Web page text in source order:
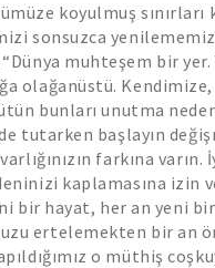
koyulmuş sınırları
sonsuzca
muhteşem bir
olağanüstü.
bunları unutma
tutarken başlayın
farkına
kaplamasına izin
bir hayat, her an yeni
ertelemekten bir an
o müthiş